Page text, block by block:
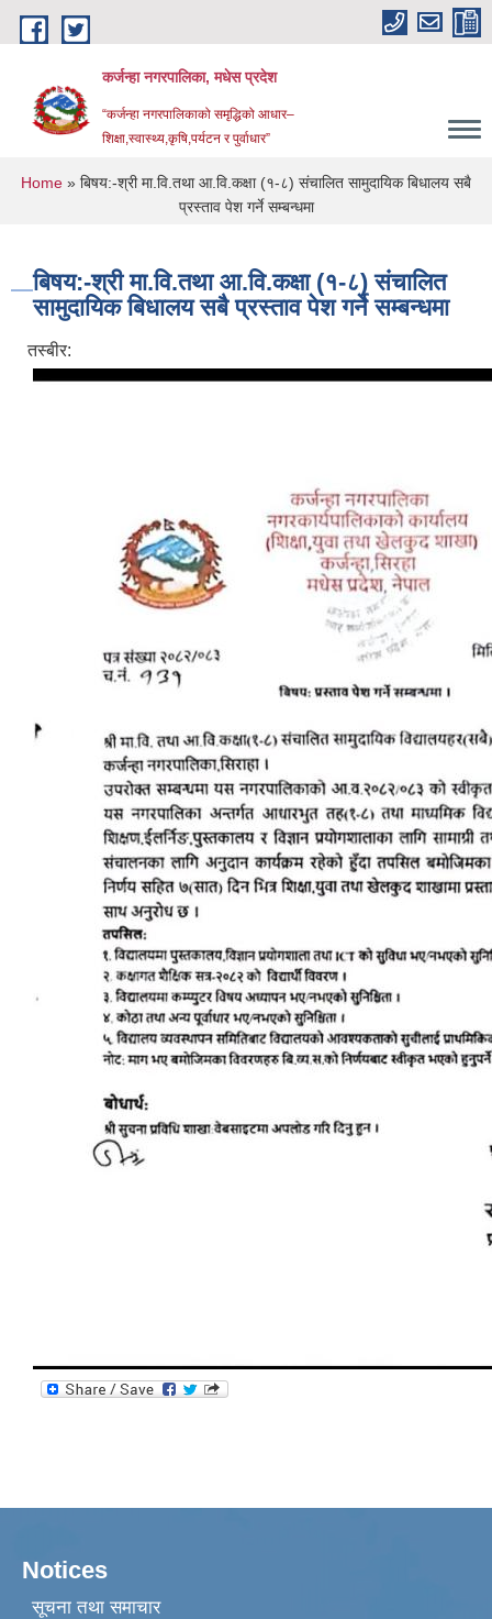
Skip to main content
कर्जन्हा नगरपालिका, मधेस प्रदेश
“कर्जन्हा नगरपालिकाको समृद्धिको आधार–
शिक्षा,स्वास्थ्य,कृषि,पर्यटन र पुर्वाधार”
You are here
Home » बिषय:-श्री मा.वि.तथा आ.वि.कक्षा (१-८) संचालित सामुदायिक बिधालय सबै
प्रस्ताव पेश गर्ने सम्बन्धमा
बिषय:-श्री मा.वि.तथा आ.वि.कक्षा (१-८) संचालित
सामुदायिक बिधालय सबै प्रस्ताव पेश गर्ने सम्बन्धमा
तस्बीर:
Notices
सूचना तथा समाचार